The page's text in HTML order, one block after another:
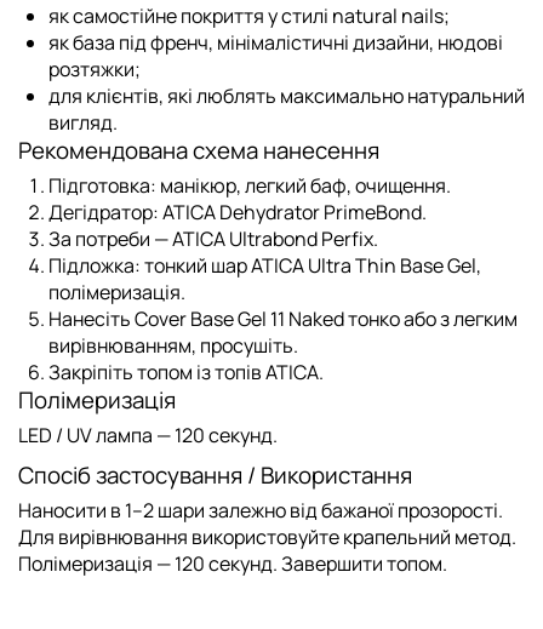
як самостійне покриття у стилі natural nails;
як база під френч, мінімалістичні дизайни, нюдові
розтяжки;
для клієнтів, які люблять максимально натуральний
вигляд.
Рекомендована схема нанесення
Підготовка: манікюр, легкий баф, очищення.
Дегідратор:ATICA Dehydrator PrimeBond.
За потреби —ATICA Ultrabond Perfix.
Підложка: тонкий шарATICA Ultra Thin Base Gel,
полімеризація.
НанесітьCover Base Gel 11 Nakedтонко або з легким
вирівнюванням, просушіть.
Закріпіть топом ізтопів ATICA.
Полімеризація
LED / UV лампа — 120 секунд.
Спосіб застосування / Використання
Наносити в 1–2 шари залежно від бажаної прозорості.
Для вирівнювання використовуйте крапельний метод.
Полімеризація — 120 секунд. Завершити топом.